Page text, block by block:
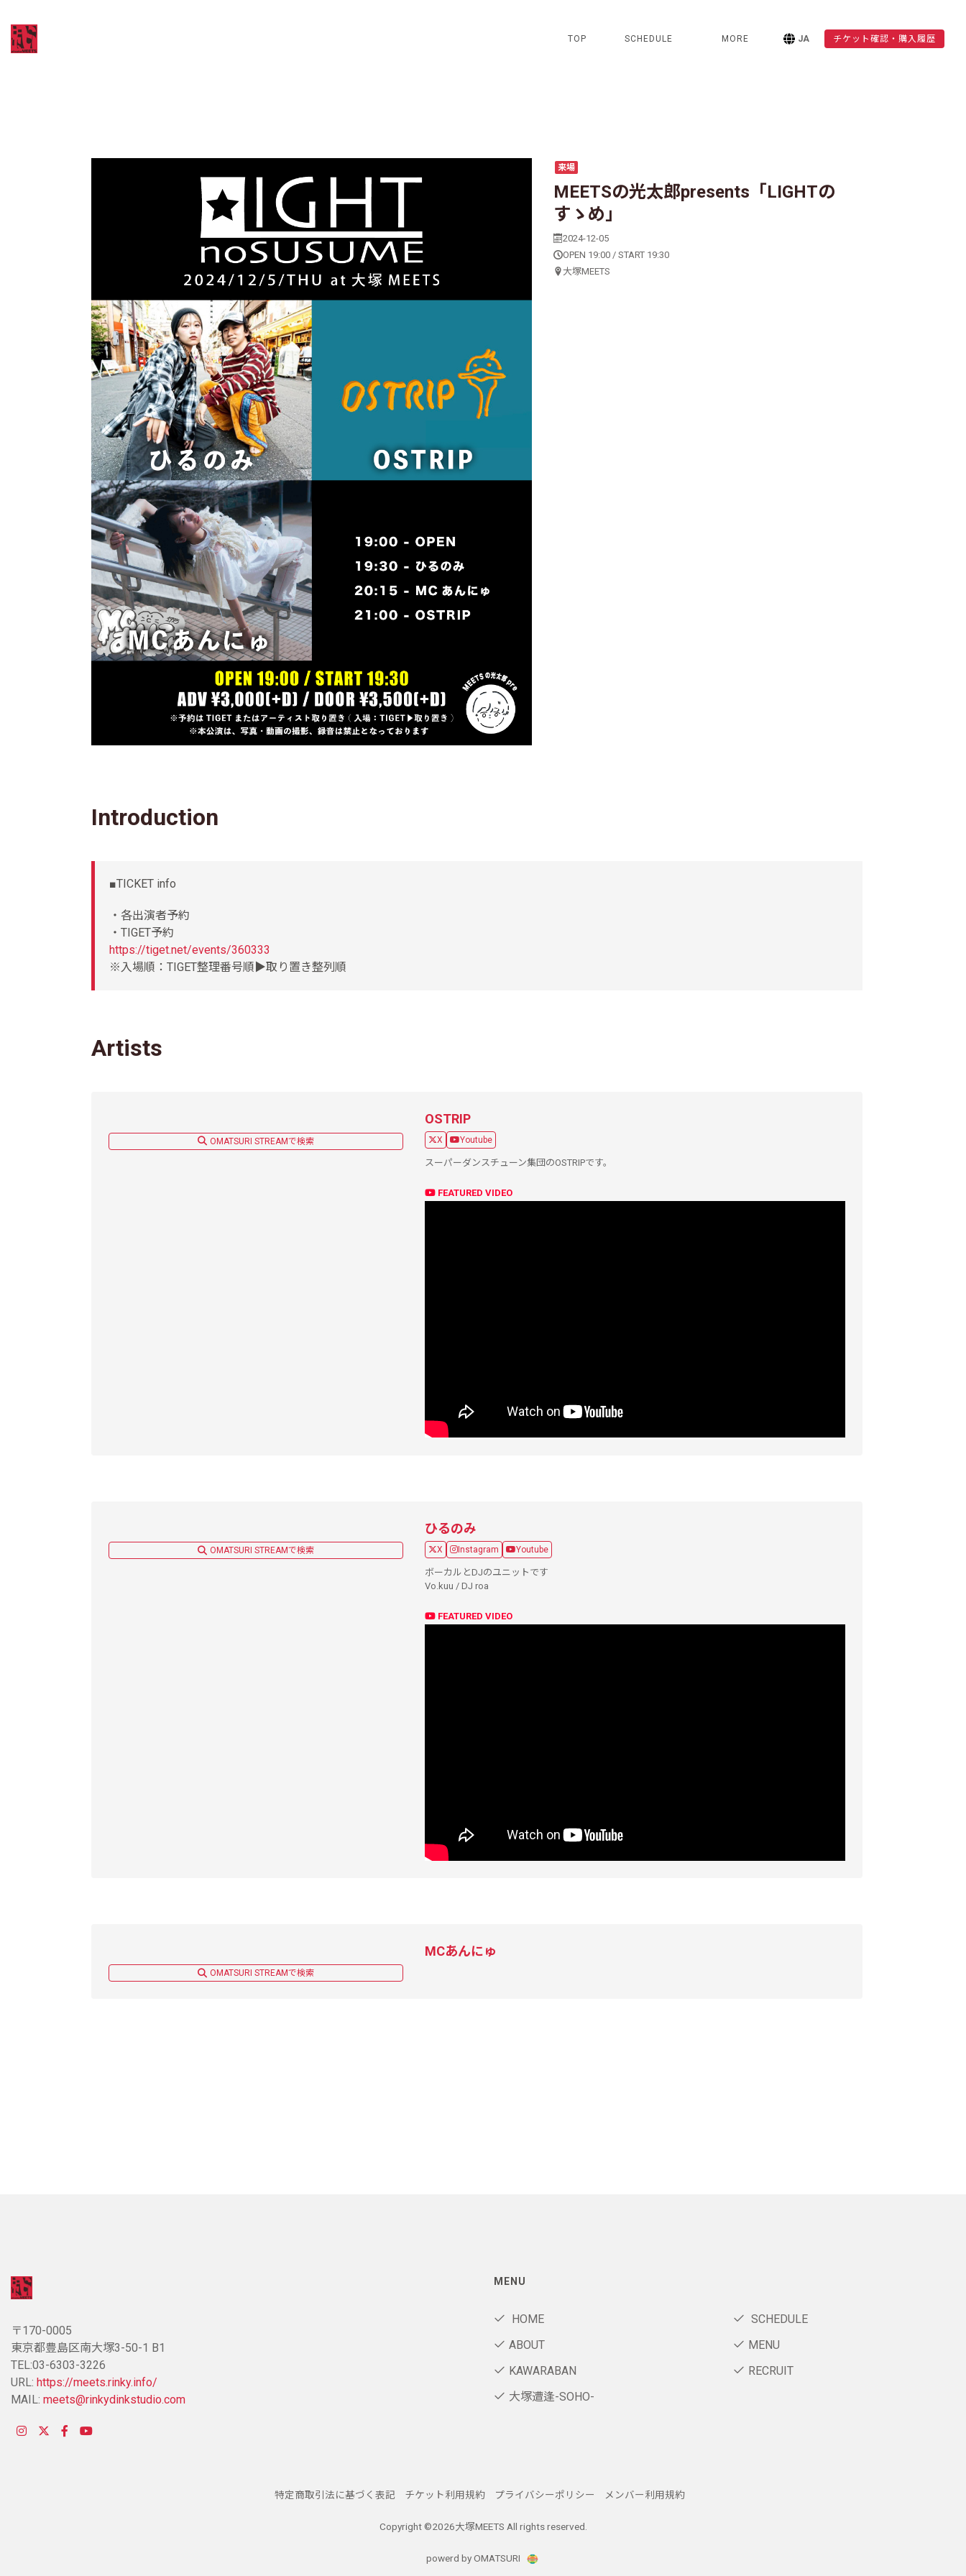
TOP SCHEDULE MORE JA チケット確認・購入履歴
来場
MEETSの光太郎presents「LIGHTの
すゝめ」
2024-12-05
OPEN 19:00 / START 19:30
大塚MEETS
Introduction
■TICKET info
・各出演者予約
・TIGET予約
https://tiget.net/events/360333
※入場順：TIGET整理番号順▶︎取り置き整列順
Artists
OMATSURI STREAMで検索
OSTRIP
X Youtube
スーパーダンスチューン集団のOSTRIPです。
FEATURED VIDEO
OMATSURI STREAMで検索
ひるのみ
X Instagram Youtube
ボーカルとDJのユニットです
Vo.kuu / DJ roa
FEATURED VIDEO
OMATSURI STREAMで検索
MCあんにゅ
〒170-0005
東京都豊島区南大塚3-50-1 B1
TEL:03-6303-3226
URL: https://meets.rinky.info/
MAIL: meets@rinkydinkstudio.com
MENU
HOME
SCHEDULE
ABOUT
MENU
KAWARABAN
RECRUIT
大塚遭逢-SOHO-
特定商取引法に基づく表記 チケット利用規約 プライバシーポリシー メンバー利用規約
Copyright ©2026大塚MEETS All rights reserved.
powerd by OMATSURI